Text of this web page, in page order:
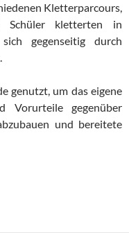
Kletterparcours,
Schüler kletterten in
gegenseitig durch
genutzt, um das eigene
Vorurteile gegenüber
und bereitete